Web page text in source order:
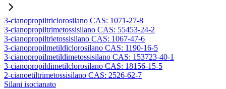
3-cianopropiltriclorosilano CAS: 1071-27-8
3-cianopropiltrimetossisilano CAS: 55453-24-2
3-cianopropiltrietossisilano CAS: 1067-47-6
3-cianopropilmetildiclorosilano CAS: 1190-16-5
3-cianopropilmetildimetossisilano CAS: 153723-40-1
3-cianopropildimetilclorosilano CAS: 18156-15-5
2-cianoetiltrimetossisilano CAS: 2526-62-7
Silani isocianato